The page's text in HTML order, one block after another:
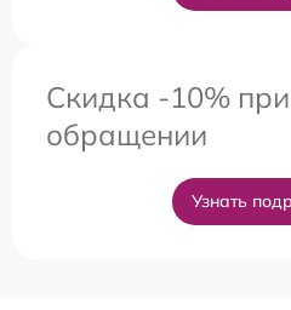
Скидка -10%
обращении
Узнать